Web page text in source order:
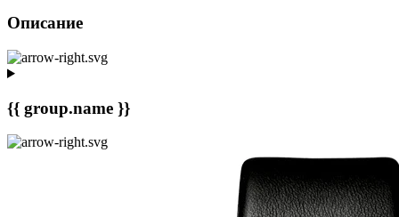
Описание
{{ group.name }}